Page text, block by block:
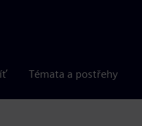
Témata a postřehy